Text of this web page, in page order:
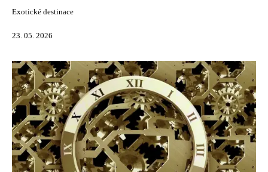
Exotické destinace
23. 05. 2026